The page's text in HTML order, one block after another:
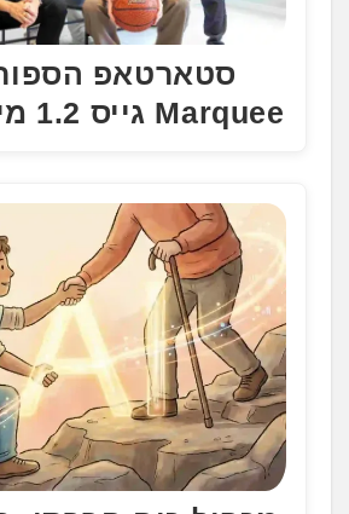
סטארטאפ
Marquee גייס 1.2 מיליון דולר